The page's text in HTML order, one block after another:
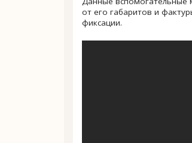
от его габаритов и
фиксации.